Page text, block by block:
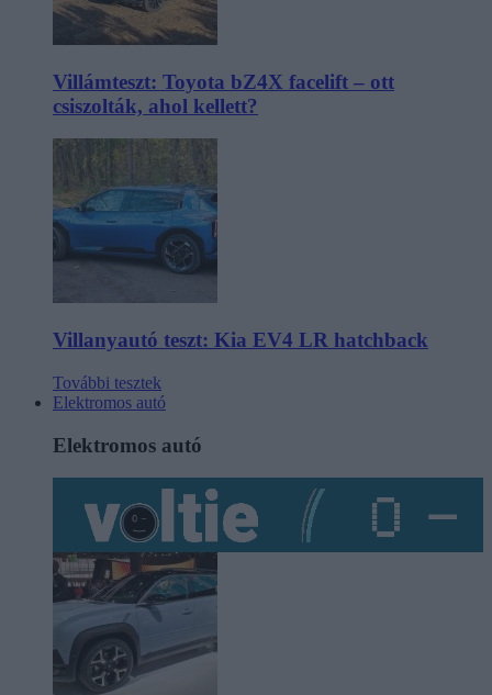
Villámteszt: Toyota bZ4X facelift – ott
csiszolták, ahol kellett?
Villanyautó teszt: Kia EV4 LR hatchback
További tesztek
Elektromos autó
Elektromos autó